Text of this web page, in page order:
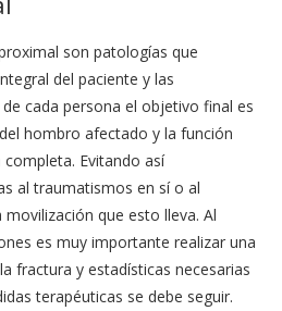
son patologías que
del paciente y las
cada persona el objetivo final es
hombro afectado y la función
Evitando así
al traumatismos en sí o al
que esto lleva. Al
es muy importante realizar una
fractura y estadísticas necesarias
terapéuticas se debe seguir.